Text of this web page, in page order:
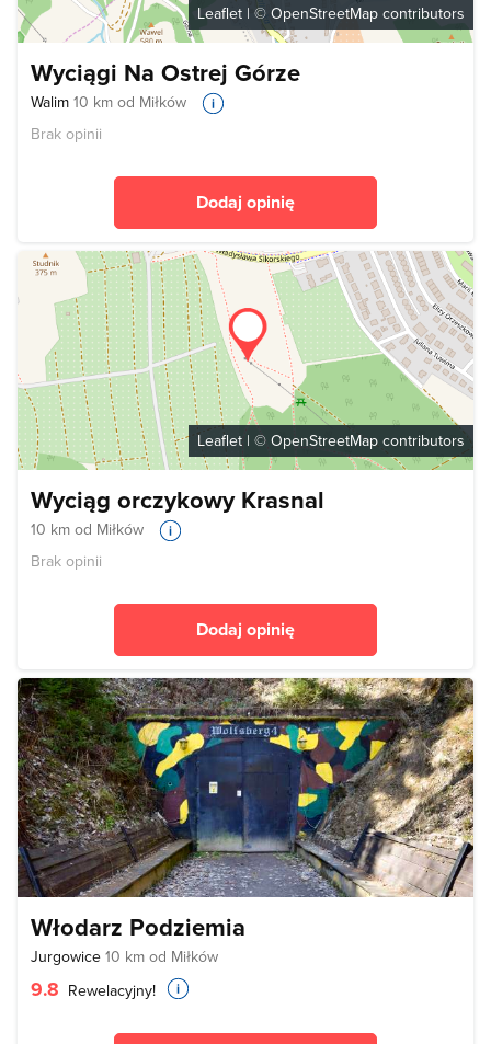
Leaflet | © OpenStreetMap contributors
Wyciągi Na Ostrej Górze
Walim 10 km od Miłków
Brak opinii
Dodaj opinię
Leaflet | © OpenStreetMap contributors
Wyciąg orczykowy Krasnal
10 km od Miłków
Brak opinii
Dodaj opinię
Włodarz Podziemia
Jurgowice 10 km od Miłków
9.8 Rewelacyjny!